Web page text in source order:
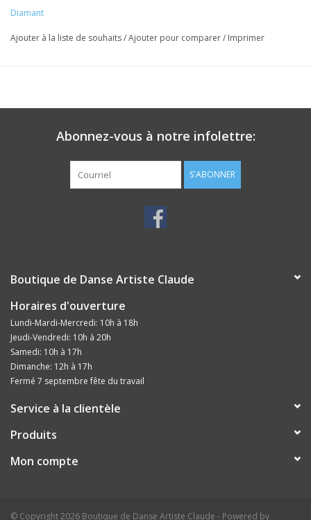
Diamant
Ajouter à la liste de souhaits/Ajouter pour comparer/ Imprimer
Abonnez-vous à notre infolettre:
S'ABONNER
Boutique de Danse Artiste Claude
Horaires d'ouverture
Lundi-Mardi-Mercredi: 10h à 18h
Jeudi-Vendredi: 10h à 20h
Samedi: 10h à 17h
Dimanche: 12h à 17h
Fermé 7 septembre fête du travail
Service à la clientèle
Produits
Mon compte
© Copyright 2026 Boutique de Danse Artiste Claude - Powered by